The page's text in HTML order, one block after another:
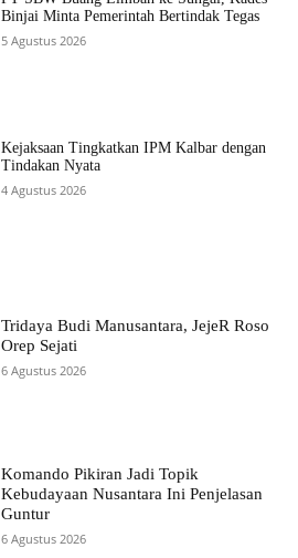
Binjai Minta Pemerintah Bertindak Tegas
5 Agustus 2026
Kejaksaan Tingkatkan IPM Kalbar dengan
Tindakan Nyata
4 Agustus 2026
Tridaya Budi Manusantara, JejeR Roso
Orep Sejati
6 Agustus 2026
Komando Pikiran Jadi Topik
Kebudayaan Nusantara Ini Penjelasan
Guntur
6 Agustus 2026